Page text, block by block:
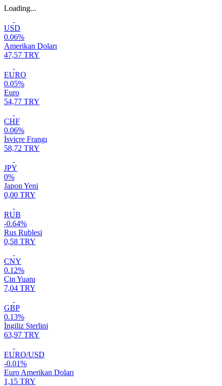
Loading...
USD
0.06%
Amerikan Doları
47,57 TRY
EURO
0.05%
Euro
54,77 TRY
CHF
0.06%
İsviçre Frangı
58,72 TRY
JPY
0%
Japon Yeni
0,00 TRY
RUB
-0.64%
Rus Rublesi
0,58 TRY
CNY
0.12%
Çin Yuanı
7,04 TRY
GBP
0.13%
İngiliz Sterlini
63,97 TRY
EURO/USD
-0.01%
Euro Amerikan Doları
1,15 TRY